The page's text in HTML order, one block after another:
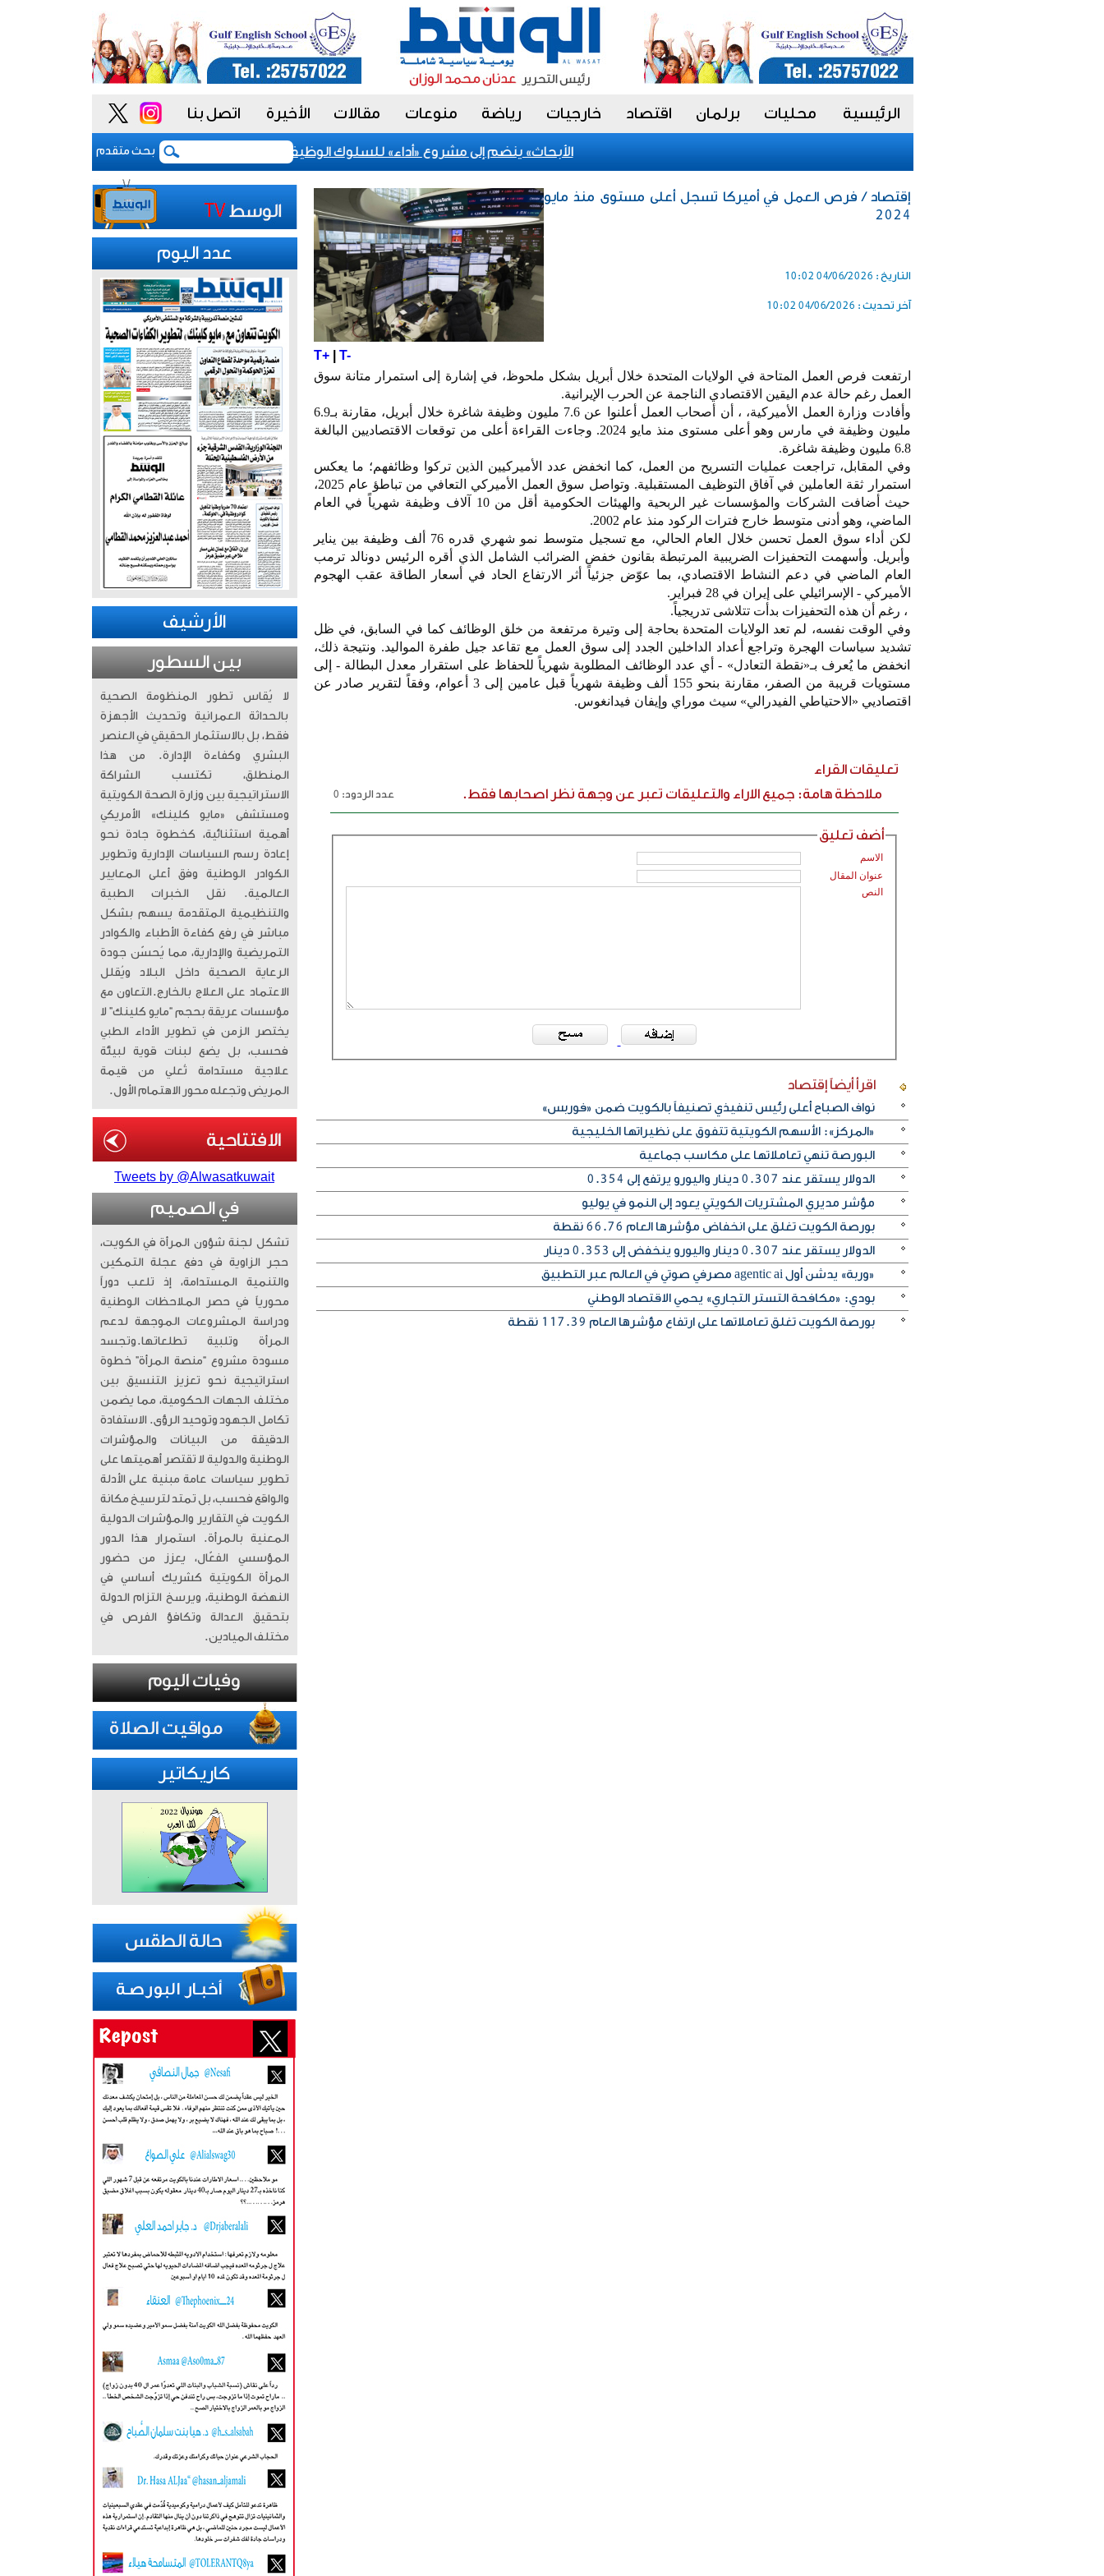
الرئيسية محليات برلمان اقتصاد خارجيات رياضة منوعات مقالات الأخيرة اتصل بنا
بحث متقدم«الأبحاث» ينضم إلى مشروع «أداء» للسلوك الوظيفي لتعزيز «النزاهة والشفافية»
إقتصاد / فرص العمل في أميركا تسجل أعلى مستوى منذ مايو
2024
التاريخ : 04/06/2026 10:02
آخر تحديث : 04/06/2026 10:02
T+| T-
ارتفعت فرص العمل المتاحة في الولايات المتحدة خلال أبريل بشكل ملحوظ، في إشارة إلى استمرار متانة سوق
العمل رغم حالة عدم اليقين الاقتصادي الناجمة عن الحرب الإيرانية.
وأفادت وزارة العمل الأميركية، ، أن أصحاب العمل أعلنوا عن 7.6 مليون وظيفة شاغرة خلال أبريل، مقارنة بـ6.9
مليون وظيفة في مارس وهو أعلى مستوى منذ مايو 2024. وجاءت القراءة أعلى من توقعات الاقتصاديين البالغة
6.8 مليون وظيفة شاغرة.
وفي المقابل، تراجعت عمليات التسريح من العمل، كما انخفض عدد الأميركيين الذين تركوا وظائفهم؛ ما يعكس
استمرار ثقة العاملين في آفاق التوظيف المستقبلية. وتواصل سوق العمل الأميركي التعافي من تباطؤ عام 2025،
حيث أضافت الشركات والمؤسسات غير الربحية والهيئات الحكومية أقل من 10 آلاف وظيفة شهرياً في العام
الماضي، وهو أدنى متوسط خارج فترات الركود منذ عام 2002.
لكن أداء سوق العمل تحسن خلال العام الحالي، مع تسجيل متوسط نمو شهري قدره 76 ألف وظيفة بين يناير
وأبريل. وأسهمت التحفيزات الضريبية المرتبطة بقانون خفض الضرائب الشامل الذي أقره الرئيس دونالد ترمب
العام الماضي في دعم النشاط الاقتصادي، بما عوّض جزئياً أثر الارتفاع الحاد في أسعار الطاقة عقب الهجوم
الأميركي - الإسرائيلي على إيران في 28 فبراير.
، رغم أن هذه التحفيزات بدأت تتلاشى تدريجياً.
وفي الوقت نفسه، لم تعد الولايات المتحدة بحاجة إلى وتيرة مرتفعة من خلق الوظائف كما في السابق، في ظل
تشديد سياسات الهجرة وتراجع أعداد الداخلين الجدد إلى سوق العمل مع تقاعد جيل طفرة المواليد. ونتيجة ذلك،
انخفض ما يُعرف بـ«نقطة التعادل» - أي عدد الوظائف المطلوبة شهرياً للحفاظ على استقرار معدل البطالة - إلى
مستويات قريبة من الصفر، مقارنة بنحو 155 ألف وظيفة شهرياً قبل عامين إلى 3 أعوام، وفقاً لتقرير صادر عن
اقتصاديي «الاحتياطي الفيدرالي» سيث موراي وإيفان فيدانغوس.
تعليقات القراء
ملاحظة هامة: جميع الاراء والتعليقات تعبر عن وجهة نظر اصحابها فقط.
عدد الردود: 0
أضف تعليق
الاسم
عنوان المقال
النص
اقرأ أيضاًإقتصاد
نواف الصباح أعلى رئيس تنفيذي تصنيفاً بالكويت ضمن «فوربس»
«المركز»: الأسهم الكويتية تتفوق على نظيراتها الخليجية
البورصة تنهي تعاملاتها على مكاسب جماعية
الدولار يستقر عند 0.307 دينار واليورو يرتفع إلى 0.354
مؤشر مديري المشتريات الكويتي يعود إلى النمو في يوليو
بورصة الكويت تغلق على انخفاض مؤشرها العام 66.76 نقطة
الدولار يستقر عند 0.307 دينار واليورو ينخفض إلى 0.353 دينار
«وربة» يدشن أول agentic ai مصرفي صوتي في العالم عبر التطبيق
بودي: «مكافحة التستر التجاري» يحمي الاقتصاد الوطني
بورصة الكويت تغلق تعاملاتها على ارتفاع مؤشرها العام 117.39 نقطة
عدد اليوم
الأرشيف
بين السطور
لا يُقاس تطور المنظومة الصحية
بالحداثة العمرانية وتحديث الأجهزة
فقط، بل بالاستثمار الحقيقي في العنصر
البشري وكفاءة الإدارة. من هذا
المنطلق، تكتسب الشراكة
الاستراتيجية بين وزارة الصحة الكويتية
ومستشفى «مايو كلينك» الأمريكي
أهمية استثنائية، كخطوة جادة نحو
إعادة رسم السياسات الإدارية وتطوير
الكوادر الوطنية وفق أعلى المعايير
العالمية. ​ نقل الخبرات الطبية
والتنظيمية المتقدمة يسهم بشكل
مباشر في رفع كفاءة الأطباء والكوادر
التمريضية والإدارية، مما يُحسّن جودة
الرعاية الصحية داخل البلاد ويُقلل
الاعتماد على العلاج بالخارج. ​التعاون مع
مؤسسات عريقة بحجم “مايو كلينك” لا
يختصر الزمن في تطوير الأداء الطبي
فحسب، بل يضع لبنات قوية لبيئة
علاجية مستدامة تُعلي من قيمة
المريض وتجعله محور الاهتمام الأول.
Tweets by @Alwasatkuwait
في الصميم
تشكل لجنة شؤون المرأة في الكويت،
حجر الزاوية في دفع عجلة التمكين
والتنمية المستدامة، إذ تلعب دوراً
محورياً في حصر الملاحظات الوطنية
ودراسة المشروعات الموجهة لدعم
المرأة وتلبية تطلعاتها. ​وتجسد
مسودة مشروع “منصة المرأة” خطوة
استراتيجية نحو تعزيز التنسيق بين
مختلف الجهات الحكومية، مما يضمن
تكامل الجهود وتوحيد الرؤى. الاستفادة
الدقيقة من البيانات والمؤشرات
الوطنية والدولية لا تقتصر أهميتها على
تطوير سياسات عامة مبنية على الأدلة
والواقع فحسب، بل تمتد لترسيخ مكانة
الكويت في التقارير والمؤشرات الدولية
المعنية بالمرأة. ​ استمرار هذا الدور
المؤسسي الفعّال، يعزز من حضور
المرأة الكويتية كشريك أساسي في
النهضة الوطنية، ويرسخ التزام الدولة
بتحقيق العدالة وتكافؤ الفرص في
مختلف الميادين.
كاريكاتير